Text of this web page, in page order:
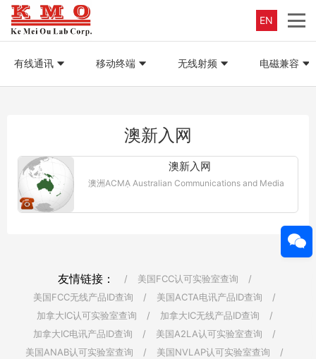
EN
有线通讯 移动终端 无线射频 电磁兼容
澳新入网
澳新入网
澳洲ACMA Australian Communications and Media
友情链接： / 美国FCC认可实验室查询
/
美国FCC无线产品ID查询
/ 美国ACTA电讯产品ID查询
/
加拿大IC认可实验室查询
/ 加拿大IC无线产品ID查询
/
加拿大IC电讯产品ID查询
/ 美国A2LA认可实验室查询
/
美国ANAB认可实验室查询
/ 美国NVLAP认可实验室查询
/